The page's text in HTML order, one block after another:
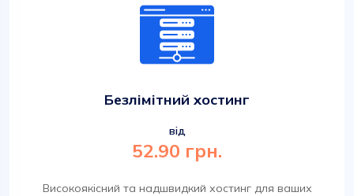
Безлімітний хостинг
від
52.90 грн.
Високоякісний та надшвидкий хостинг для ваших